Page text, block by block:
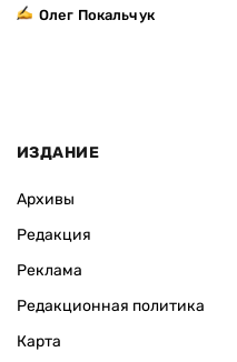
Олег Покальчук
ИЗДАНИЕ
Архивы
Редакция
Реклама
Редакционная политика
Карта